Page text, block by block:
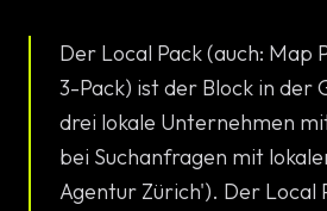
Der Local Pack (auch: Map
3-Pack) ist der Block in der
drei lokale Unternehmen
bei Suchanfragen mit
Agentur Zürich'). Der Local